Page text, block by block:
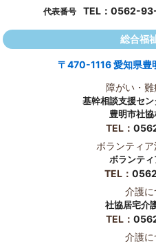
代表番号 TEL： 0562-
総合福
〒470-1116 愛知県
障がい・
基幹相談支援セン
豊明市社
TEL：
ボランティ
ボランテ
TEL：
介護に
社協居宅介
TEL：
介護に